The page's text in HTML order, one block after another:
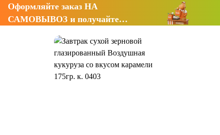
Оформляйте заказ НА
САМОВЫВОЗ и получайте